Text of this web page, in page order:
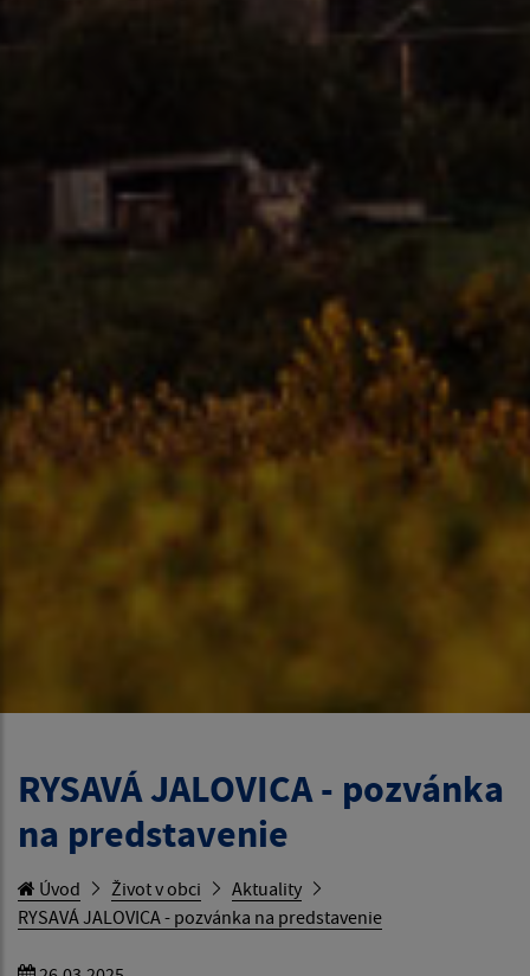
RYSAVÁ JALOVICA - pozvánka
na predstavenie
Úvod Život v obci
Aktuality
RYSAVÁ JALOVICA - pozvánka na predstavenie